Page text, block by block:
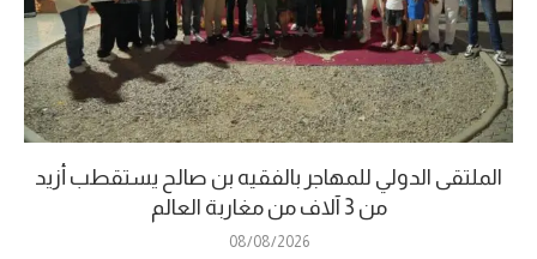
الملتقى الدولي للمهاجر بالفقيه بن صالح يستقطب أزيد
من 3 آلاف من مغاربة العالم
08/08/2026